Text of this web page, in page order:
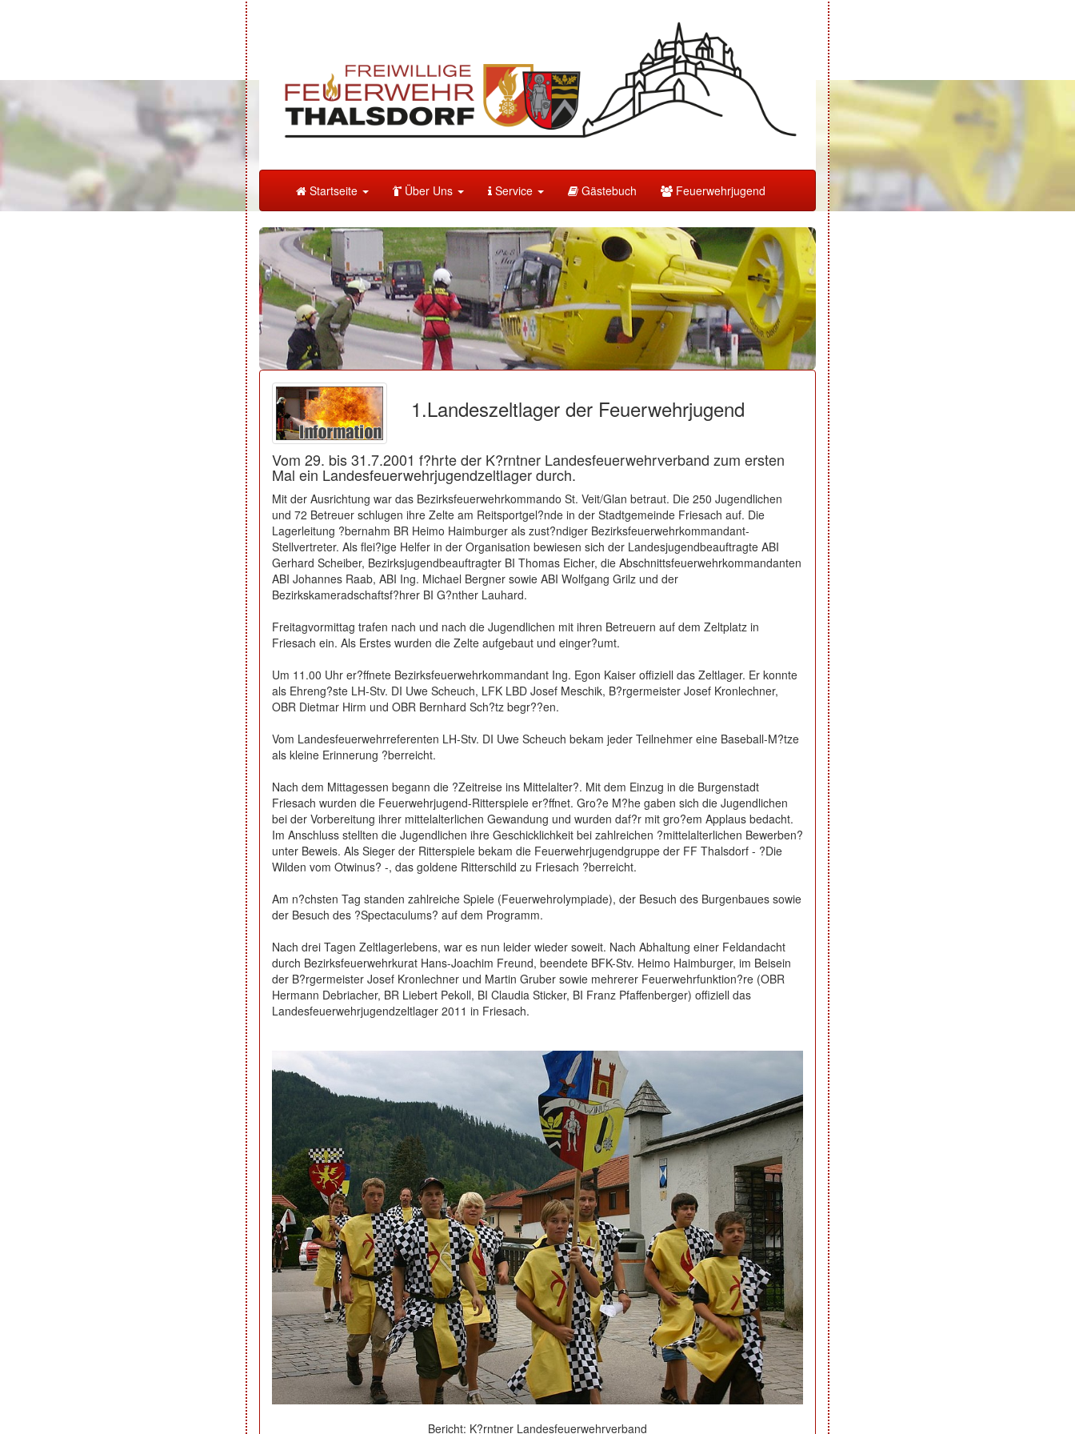
Startseite Über Uns Service Gästebuch Feuerwehrjugend
1.Landeszeltlager der Feuerwehrjugend
Vom 29. bis 31.7.2001 f?hrte der K?rntner Landesfeuerwehrverband zum ersten
Mal ein Landesfeuerwehrjugendzeltlager durch.
Mit der Ausrichtung war das Bezirksfeuerwehrkommando St. Veit/Glan betraut. Die 250 Jugendlichen
und 72 Betreuer schlugen ihre Zelte am Reitsportgel?nde in der Stadtgemeinde Friesach auf. Die
Lagerleitung ?bernahm BR Heimo Haimburger als zust?ndiger Bezirksfeuerwehrkommandant-
Stellvertreter. Als flei?ige Helfer in der Organisation bewiesen sich der Landesjugendbeauftragte ABI
Gerhard Scheiber, Bezirksjugendbeauftragter BI Thomas Eicher, die Abschnittsfeuerwehrkommandanten
ABI Johannes Raab, ABI Ing. Michael Bergner sowie ABI Wolfgang Grilz und der
Bezirkskameradschaftsf?hrer BI G?nther Lauhard.
Freitagvormittag trafen nach und nach die Jugendlichen mit ihren Betreuern auf dem Zeltplatz in
Friesach ein. Als Erstes wurden die Zelte aufgebaut und einger?umt.
Um 11.00 Uhr er?ffnete Bezirksfeuerwehrkommandant Ing. Egon Kaiser offiziell das Zeltlager. Er konnte
als Ehreng?ste LH-Stv. DI Uwe Scheuch, LFK LBD Josef Meschik, B?rgermeister Josef Kronlechner,
OBR Dietmar Hirm und OBR Bernhard Sch?tz begr??en.
Vom Landesfeuerwehrreferenten LH-Stv. DI Uwe Scheuch bekam jeder Teilnehmer eine Baseball-M?tze
als kleine Erinnerung ?berreicht.
Nach dem Mittagessen begann die ?Zeitreise ins Mittelalter?. Mit dem Einzug in die Burgenstadt
Friesach wurden die Feuerwehrjugend-Ritterspiele er?ffnet. Gro?e M?he gaben sich die Jugendlichen
bei der Vorbereitung ihrer mittelalterlichen Gewandung und wurden daf?r mit gro?em Applaus bedacht.
Im Anschluss stellten die Jugendlichen ihre Geschicklichkeit bei zahlreichen ?mittelalterlichen Bewerben?
unter Beweis. Als Sieger der Ritterspiele bekam die Feuerwehrjugendgruppe der FF Thalsdorf - ?Die
Wilden vom Otwinus? -, das goldene Ritterschild zu Friesach ?berreicht.
Am n?chsten Tag standen zahlreiche Spiele (Feuerwehrolympiade), der Besuch des Burgenbaues sowie
der Besuch des ?Spectaculums? auf dem Programm.
Nach drei Tagen Zeltlagerlebens, war es nun leider wieder soweit. Nach Abhaltung einer Feldandacht
durch Bezirksfeuerwehrkurat Hans-Joachim Freund, beendete BFK-Stv. Heimo Haimburger, im Beisein
der B?rgermeister Josef Kronlechner und Martin Gruber sowie mehrerer Feuerwehrfunktion?re (OBR
Hermann Debriacher, BR Liebert Pekoll, BI Claudia Sticker, BI Franz Pfaffenberger) offiziell das
Landesfeuerwehrjugendzeltlager 2011 in Friesach.
Bericht: K?rntner Landesfeuerwehrverband